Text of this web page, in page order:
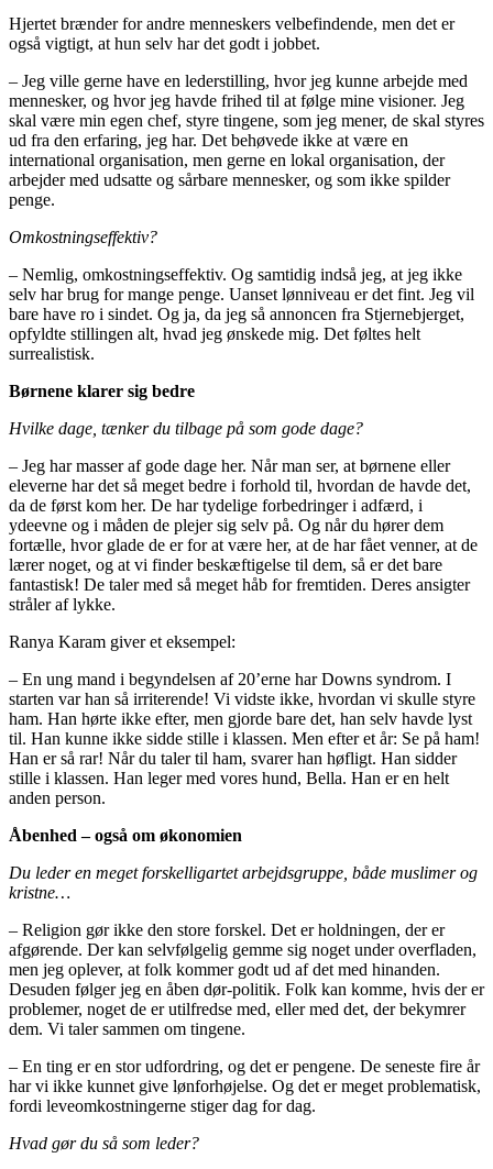
Hjertet brænder for andre menneskers velbefindende, men det er
også vigtigt, at hun selv har det godt i jobbet.
– Jeg ville gerne have en lederstilling, hvor jeg kunne arbejde med
mennesker, og hvor jeg havde frihed til at følge mine visioner. Jeg
skal være min egen chef, styre tingene, som jeg mener, de skal styres
ud fra den erfaring, jeg har. Det behøvede ikke at være en
international organisation, men gerne en lokal organisation, der
arbejder med udsatte og sårbare mennesker, og som ikke spilder
penge.
Omkostningseffektiv?
– Nemlig, omkostningseffektiv. Og samtidig indså jeg, at jeg ikke
selv har brug for mange penge. Uanset lønniveau er det fint. Jeg vil
bare have ro i sindet. Og ja, da jeg så annoncen fra Stjernebjerget,
opfyldte stillingen alt, hvad jeg ønskede mig. Det føltes helt
surrealistisk.
Børnene klarer sig bedre
Hvilke dage, tænker du tilbage på som gode dage?
– Jeg har masser af gode dage her. Når man ser, at børnene eller
eleverne har det så meget bedre i forhold til, hvordan de havde det,
da de først kom her. De har tydelige forbedringer i adfærd, i
ydeevne og i måden de plejer sig selv på. Og når du hører dem
fortælle, hvor glade de er for at være her, at de har fået venner, at de
lærer noget, og at vi finder beskæftigelse til dem, så er det bare
fantastisk! De taler med så meget håb for fremtiden. Deres ansigter
stråler af lykke.
Ranya Karam giver et eksempel:
– En ung mand i begyndelsen af 20’erne har Downs syndrom. I
starten var han så irriterende! Vi vidste ikke, hvordan vi skulle styre
ham. Han hørte ikke efter, men gjorde bare det, han selv havde lyst
til. Han kunne ikke sidde stille i klassen. Men efter et år: Se på ham!
Han er så rar! Når du taler til ham, svarer han høfligt. Han sidder
stille i klassen. Han leger med vores hund, Bella. Han er en helt
anden person.
Åbenhed – også om økonomien
Du leder en meget forskelligartet arbejdsgruppe, både muslimer og
kristne…
– Religion gør ikke den store forskel. Det er holdningen, der er
afgørende. Der kan selvfølgelig gemme sig noget under overfladen,
men jeg oplever, at folk kommer godt ud af det med hinanden.
Desuden følger jeg en åben dør-politik. Folk kan komme, hvis der er
problemer, noget de er utilfredse med, eller med det, der bekymrer
dem. Vi taler sammen om tingene.
– En ting er en stor udfordring, og det er pengene. De seneste fire år
har vi ikke kunnet give lønforhøjelse. Og det er meget problematisk,
fordi leveomkostningerne stiger dag for dag.
Hvad gør du så som leder?